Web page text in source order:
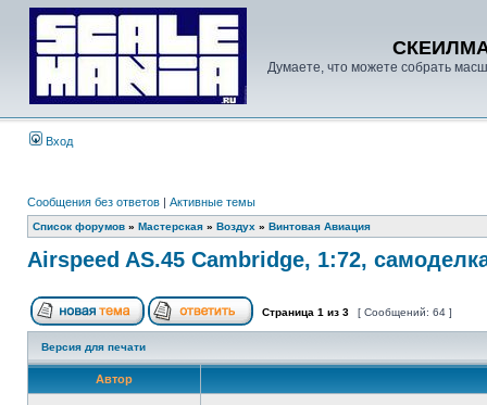
Думаете, что можете собрать
Вход
Сообщения без ответов | Активные темы
Список форумов » Мастерская » Воздух » Винтовая Авиация
Airspeed AS.45 Cambridge, 1:72,
Страница 1 из 3 [ Сообщений: 64 ]
Версия для печати
Автор